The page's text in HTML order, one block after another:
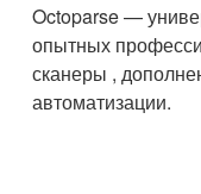
Octoparse —
опытных
сканеры ,
автоматизации.